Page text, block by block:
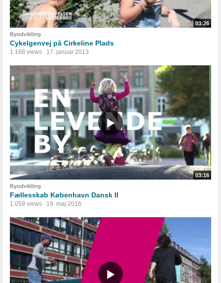
03:26
Byudvikling
Cykelgenvej på Cirkeline Plads
1.168 views 17. januar 2013
03:16
Byudvikling
Fællesskab København Dansk II
1.059 views 19. maj 2016